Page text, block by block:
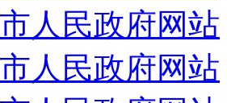
人民政府网站
人民政府网站